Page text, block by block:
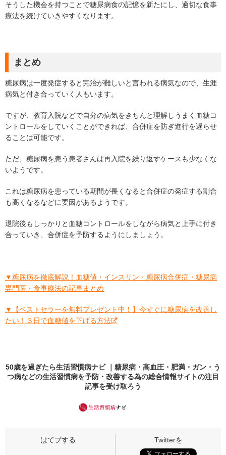
そうした機会を持つことで糖尿病食の記憶を新たにし、適切な食事
療法を続けていきやすくなります。
まとめ
糖尿病は一度発症すると完治が難しいと言われる病気なので、生涯
病気と付き合っていく人もいます。
ですが、教育入院などで自分の病気をきちんと理解しうまく血糖コ
ントロールをしていくことができれば、合併症を防ぎ進行を遅らせ
ることは可能です。
ただ、糖尿病を患う患者さんは再入院を繰り返すケースも少なくな
いようです。
これは糖尿病を患っている期間が長くなると合併症の発症する割合
も高くなるなどに要因があるようです。
退院後もしっかりと血糖コントロールをしながら病気と上手に付き
合っていき、合併症を予防するようにしましょう。
▼糖尿病を徹底解説！血糖値・インスリン・糖尿病合併症・糖尿病
専門医・食事療法の記事まとめ
▼【ベストセラーを無料プレゼント中！】今すぐに糖尿病を改善し
たい！３日で血糖値を下げる方法
50歳を過ぎたら生活習慣病ナビ ｜糖尿病・高血圧・肥満・ガン・う
つ病などの生活習慣病を予防・改善する為の総合情報サイトの注目
記事を受け取ろう